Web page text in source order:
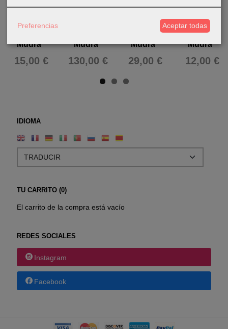
IDIOMA
TU CARRITO (0)
El carrito de la compra está vacío
REDES SOCIALES
Instagram
Facebook
bronce
Mudra"
15,00 €
Mudra"
130,00 €
"Varada
Mudra"
29,00 €
bronce
"Anjali
Mudra"
12,00 €
Preferencias Aceptar todas